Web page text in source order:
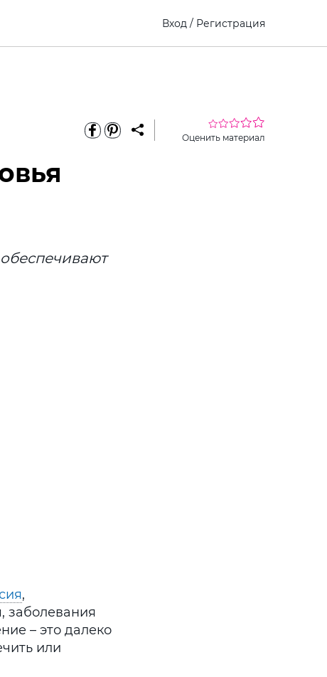
Вход / Регистрация
Оценить материал
,
заболевания
– это далеко
или